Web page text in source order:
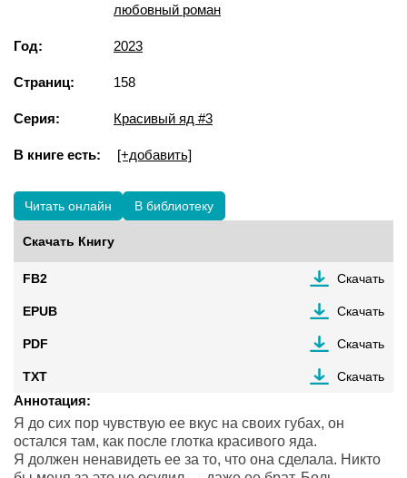
любовный роман
Год: 2023
Страниц: 158
Серия: Красивый яд #3
В книге есть: [+добавить]
Читать онлайн В библиотеку
Скачать Книгу
FB2 Скачать
EPUB Скачать
PDF Скачать
TXT Скачать
Аннотация:
Я до сих пор чувствую ее вкус на своих губах, он
остался там, как после глотка красивого яда.
Я должен ненавидеть ее за то, что она сделала. Никто